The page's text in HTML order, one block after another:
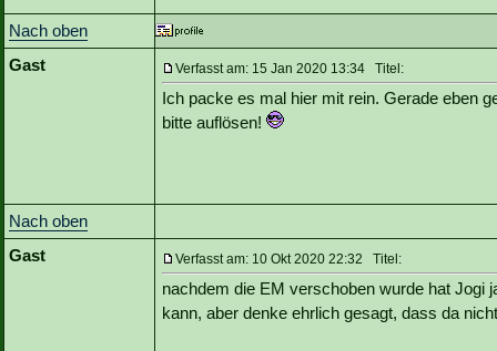
Nach oben
Gast
Verfasst am: 15 Jan 2020 13:34 Titel:
Ich packe es mal hier mit rein. Gerade eben
bitte auflösen!
Nach oben
Gast
Verfasst am: 10 Okt 2020 22:32 Titel:
nachdem die EM verschoben wurde hat Jogi
kann, aber denke ehrlich gesagt, dass da